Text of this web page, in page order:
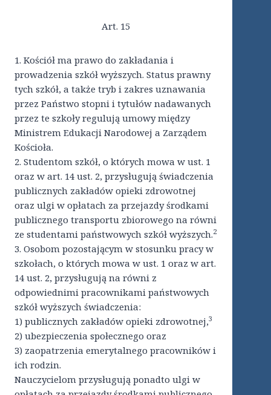
Art. 15
1. Kościół ma prawo do zakładania i
prowadzenia szkół wyższych. Status prawny
tych szkół, a także tryb i zakres uznawania
przez Państwo stopni i tytułów nadawanych
przez te szkoły regulują umowy między
Ministrem Edukacji Narodowej a Zarządem
Kościoła.
2. Studentom szkół, o których mowa w ust. 1
oraz w art. 14 ust. 2, przysługują świadczenia
publicznych zakładów opieki zdrowotnej
oraz ulgi w opłatach za przejazdy środkami
publicznego transportu zbiorowego na równi
ze studentami państwowych szkół wyższych.2
3. Osobom pozostającym w stosunku pracy w
szkołach, o których mowa w ust. 1 oraz w art.
14 ust. 2, przysługują na równi z
odpowiednimi pracownikami państwowych
szkół wyższych świadczenia:
1) publicznych zakładów opieki zdrowotnej,3
2) ubezpieczenia społecznego oraz
3) zaopatrzenia emerytalnego pracowników i
ich rodzin.
Nauczycielom przysługują ponadto ulgi w